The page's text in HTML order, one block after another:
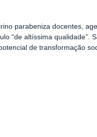
parabeniza docentes,
“de altíssima qualidade”.
de transformação